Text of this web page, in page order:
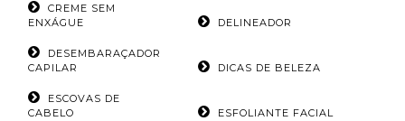
CREME SEM
ENXÁGUE
DELINEADOR
DESEMBARAÇADOR
CAPILAR
DICAS DE BELEZA
ESCOVAS DE
CABELO
ESFOLIANTE FACIAL